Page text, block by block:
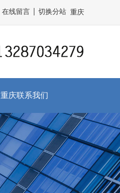
在线留言 重庆
切换分站
重庆联系我们